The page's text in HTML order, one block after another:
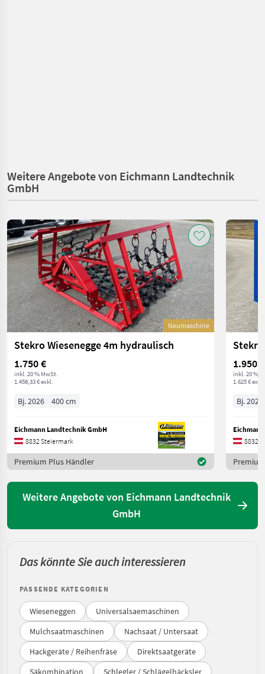
Weitere Angebote von Eichmann Landtechnik
GmbH
Neumaschine
Stekro Wiesenegge 4m hydraulisch
1.750 €
inkl. 20 % MwSt.
1.458,33 € exkl.
Bj. 2026 400 cm
Eichmann Landtechnik GmbH
8832 Steiermark
Premium Plus Händler
1.950 €
inkl. 20 %
1.625 € exkl.
Bj. 2023
8832
Weitere Angebote von Eichmann Landtechnik
GmbH
Das könnte Sie auch interessieren
PASSENDE KATEGORIEN
Wieseneggen
Universalsaemaschinen
Mulchsaatmaschinen
Nachsaat / Untersaat
Hackgeräte / Reihenfräse
Direktsaatgeräte
Säkombination
Schlegler / Schlägelhäcksler